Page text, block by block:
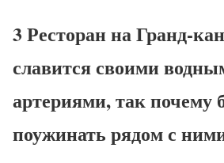
3 Ресторан на Гранд-
славится своими
артериями, так почему
поужинать рядом с